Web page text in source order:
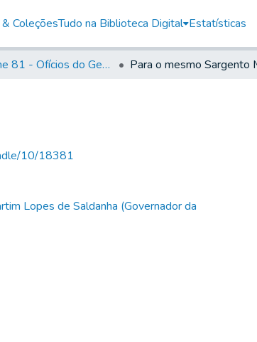
ColeçõesTudo na Biblioteca Digital Estatísticas
Volume 81 - Ofícios do General Martim Lopes de Saldanha (Governador da Capitania)
10/18381
Lopes de Saldanha (Governador da